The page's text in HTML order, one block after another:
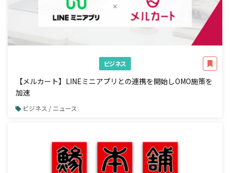
ビジネス
【メルカート】LINEミニアプリとの連携を開始しOMO施策を
加速
ビジネス / ニュース